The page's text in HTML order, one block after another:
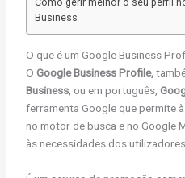
Como gerir melhor o seu perfil
Business
O que é um Google Business
O Google Business Profile,
Business , ou em português,
ferramenta Google que permite
no motor de busca e no Google
às necessidades dos utilizadores.